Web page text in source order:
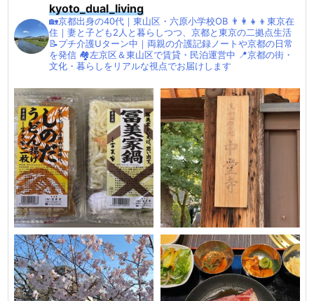
kyoto_dual_living
🏡京都出身の40代｜東山区・六原小学校OB 👨‍👩‍👧‍👦東京在
住｜妻と子ども2人と暮らしつつ、京都と東京の二拠点生活
📝プチ介護Uターン中｜両親の介護記録ノートや京都の日常
を発信 🏘左京区＆東山区で賃貸・民泊運営中 📍京都の街・
文化・暮らしをリアルな視点でお届けします